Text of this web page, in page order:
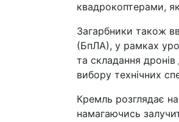
квадрокоптерами,
Загарбники також
(БпЛА), у рамках
та складання
вибору технічних
Кремль розглядає
намагаючись